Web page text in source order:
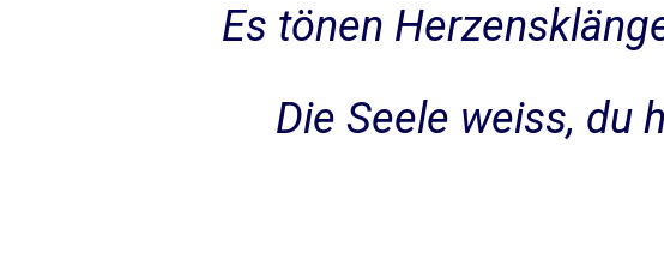
Es tönen
Die Seele weiss, du